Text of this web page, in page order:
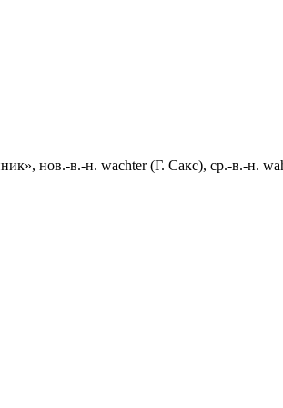
нов.-в.-н. wachter (Г. Сакс), ср.-в.-н.